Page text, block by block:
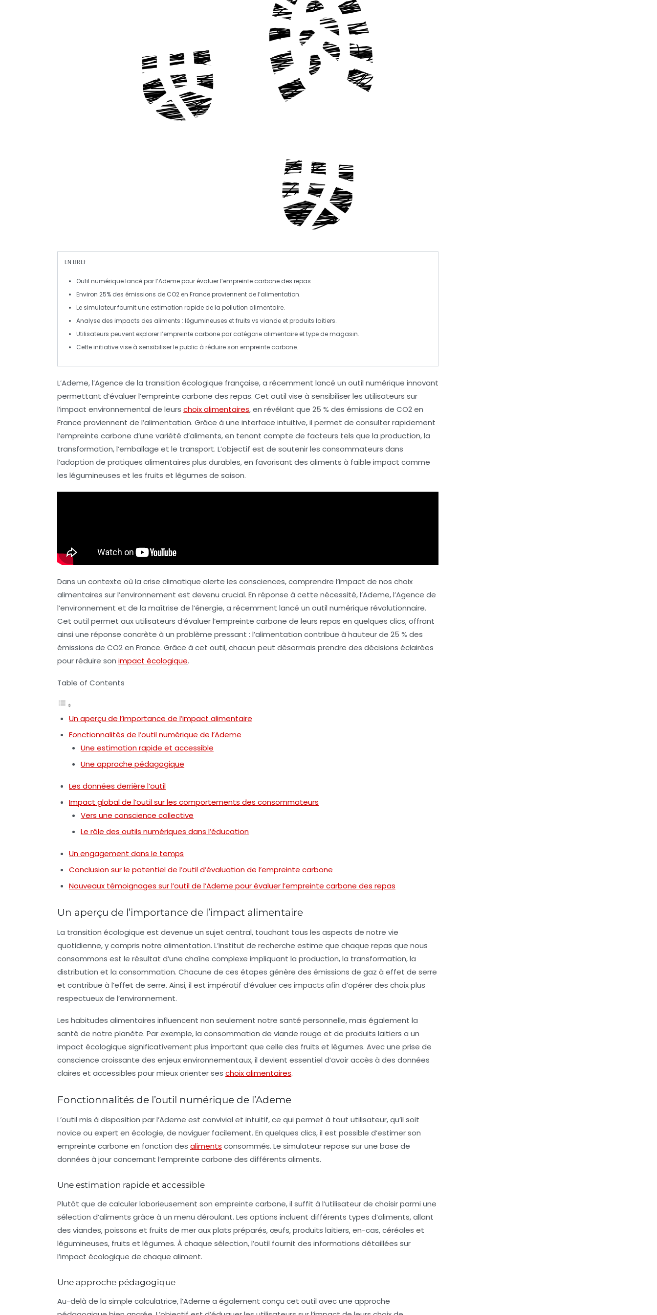
EN BREF
Outil numériquelancé par l’Ademe pour évaluer l’empreinte carbone des repas.
Environ 25% des émissions de CO2 en France proviennent de l’alimentation.
Le simulateur fournit une estimation rapide de la pollution alimentaire.
Analyse des impacts des aliments : légumineuses etfruits vs viande etproduits laitiers.
Utilisateurs peuvent explorer l’empreinte carbone par catégorie alimentaire et type de magasin.
Cette initiative vise à sensibiliser le public à réduire son empreinte carbone.
L’Ademe, l’Agence de la transition écologique française, a récemment lancé un outil numérique innovant
permettant d’évaluer l’empreinte carbone des repas. Cet outil vise à sensibiliser les utilisateurs sur
l’impact environnemental de leurs choix alimentaires, en révélant que 25 % des émissions de CO2en
France proviennent de l’alimentation. Grâce à une interface intuitive, il permet de consulter rapidement
l’empreinte carbone d’une variété d’aliments, en tenant compte de facteurs tels que la production, la
transformation, l’emballage et le transport. L’objectif est de soutenir les consommateurs dans
l’adoption de pratiques alimentaires plus durables, en favorisant des aliments à faible impact comme
les légumineuses et les fruits et légumes de saison.
Dans un contexte où la crise climatique alerte les consciences, comprendre l’impact de nos choix
alimentaires sur l’environnement est devenu crucial. En réponse à cette nécessité, l’Ademe, l’Agence de
l’environnement et de la maîtrise de l’énergie, a récemment lancé un outil numérique révolutionnaire.
Cet outil permet aux utilisateurs d’évaluer l’empreinte carbone de leurs repas en quelques clics, offrant
ainsi une réponse concrète à un problème pressant : l’alimentation contribue à hauteur de 25 % des
émissions de CO2en France. Grâce à cet outil, chacun peut désormais prendre des décisions éclairées
pour réduire son impact écologique.
Table of Contents
Un aperçu de l’importance de l’impact alimentaire
Fonctionnalités de l’outil numérique de l’Ademe
Une estimation rapide et accessible
Une approche pédagogique
Les données derrière l’outil
Impact global de l’outil sur les comportements des consommateurs
Vers une conscience collective
Le rôle des outils numériques dans l’éducation
Un engagement dans le temps
Conclusion sur le potentiel de l’outil d’évaluation de l’empreinte carbone
Nouveaux témoignages sur l’outil de l’Ademe pour évaluer l’empreinte carbone des repas
Un aperçu de l’importance de l’impact alimentaire
La transition écologique est devenue un sujet central, touchant tous les aspects de notre vie
quotidienne, y compris notre alimentation. L’institut de recherche estime que chaque repas que nous
consommons est le résultat d’une chaîne complexe impliquant la production, la transformation, la
distribution et la consommation. Chacune de ces étapes génère des émissions de gaz à effet de serre
et contribue à l’effet de serre. Ainsi, il est impératif d’évaluer ces impacts afin d’opérer des choix plus
respectueux de l’environnement.
Les habitudes alimentaires influencent non seulement notre santé personnelle, mais également la
santé de notre planète. Par exemple, la consommation de viande rouge et de produits laitiers a un
impact écologique significativement plus important que celle des fruits et légumes. Avec une prise de
conscience croissante des enjeux environnementaux, il devient essentiel d’avoir accès à des données
claires et accessibles pour mieux orienter ses choix alimentaires.
Fonctionnalités de l’outil numérique de l’Ademe
L’outil mis à disposition par l’Ademe est convivial et intuitif, ce qui permet à tout utilisateur, qu’il soit
novice ou expert en écologie, de naviguer facilement. En quelques clics, il est possible d’estimer son
empreinte carbone en fonction des aliments consommés. Le simulateur repose sur une base de
données à jour concernant l’empreinte carbone des différents aliments.
Une estimation rapide et accessible
Plutôt que de calculer laborieusement son empreinte carbone, il suffit à l’utilisateur de choisir parmi une
sélection d’aliments grâce à un menu déroulant. Les options incluent différents types d’aliments, allant
des viandes, poissons et fruits de mer aux plats préparés, œufs, produits laitiers, en-cas, céréales et
légumineuses, fruits et légumes. À chaque sélection, l’outil fournit des informations détaillées sur
l’impact écologique de chaque aliment.
Une approche pédagogique
Au-delà de la simple calculatrice, l’Ademe a également conçu cet outil avec une approche